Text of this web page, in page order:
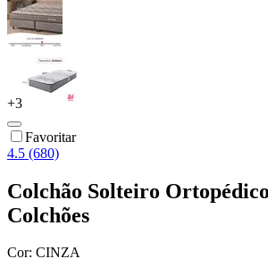
+3
Favoritar
4.5 (680)
Colchão Solteiro
Colchões
Cor: CINZA